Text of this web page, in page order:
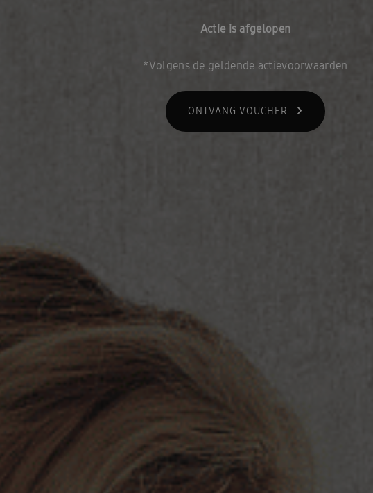
Actie is afgelopen
*Volgens de geldende actievoorwaarden
ONTVANG VOUCHER